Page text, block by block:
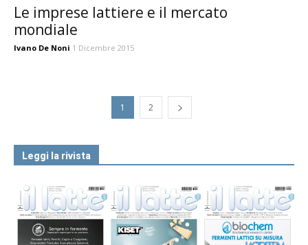
Le imprese lattiere e il mercato
mondiale
Ivano De Noni 1 Dicembre 2015
1 2
Leggi la rivista